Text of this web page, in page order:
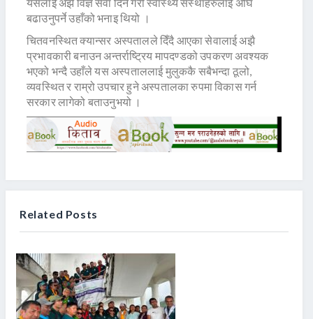
बढाउनुपर्ने उहाँको भनाइ थियो ।
चितवनस्थित क्यान्सर अस्पतालले दिँदै आएका सेवालाई अझै
प्रभावकारी बनाउन अन्तर्राष्ट्रिय मापदण्डको उपकरण अवश्यक
भएको भन्दै उहाँले यस अस्पताललाई मुलुककै सबैभन्दा ठूलो,
व्यवस्थित र राम्रो उपचार हुने अस्पतालका रुपमा विकास गर्न
सरकार लागेको बताउनुभयो ।
Related Posts